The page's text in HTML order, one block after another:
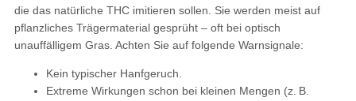
die das natürliche THC imitieren sollen. Sie werden meist auf
pflanzliches Trägermaterial gesprüht – oft bei optisch
unauffälligem Gras. Achten Sie auf folgende Warnsignale:
Kein typischer Hanfgeruch.
Extreme Wirkungen schon bei kleinen Mengen (z. B.